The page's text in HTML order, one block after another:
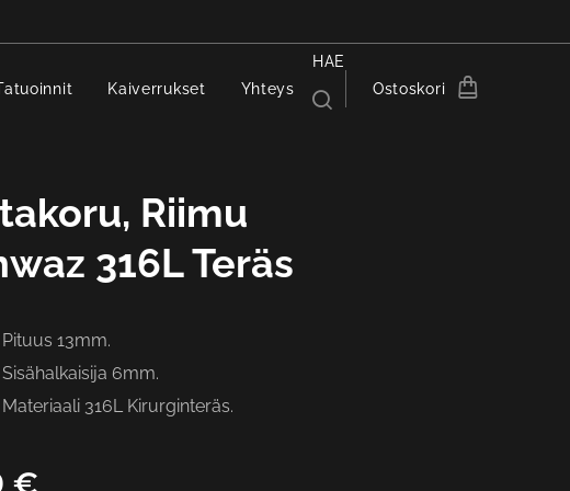
Kaiverrukset Yhteys
HAE
Ostoskori
Riimu
316L Teräs
Pituus 13mm.
Sisähalkaisija 6mm.
Materiaali 316L Kirurginteräs.
€